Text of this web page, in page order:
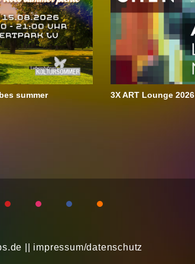
summer
3X ART Lounge 2026
|| impressum/datenschutz